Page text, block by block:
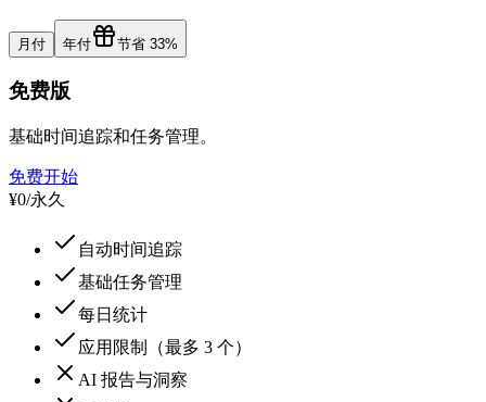
月付 年付 节省 33%
免费版
基础时间追踪和任务管理。
免费开始
¥0/永久
自动时间追踪
基础任务管理
每日统计
应用限制（最多 3 个）
AI 报告与洞察